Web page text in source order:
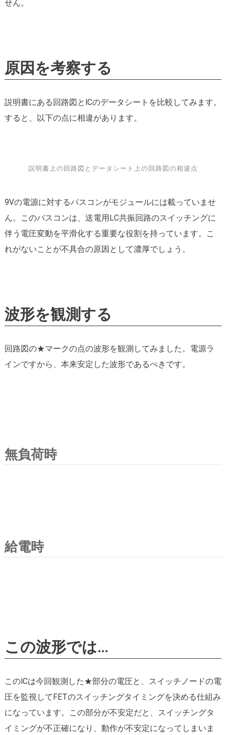
せん。
原因を考察する
説明書にある回路図とICのデータシートを比較してみます。
すると、以下の点に相違があります。
説明書上の回路図とデータシート上の回路図の相違点
9Vの電源に対するパスコンがモジュールには載っていませ
ん。このパスコンは、送電用LC共振回路のスイッチングに
伴う電圧変動を平滑化する重要な役割を持っています。こ
れがないことが不具合の原因として濃厚でしょう。
波形を観測する
回路図の★マークの点の波形を観測してみました。電源ラ
インですから、本来安定した波形であるべきです。
無負荷時
給電時
この波形では…
このICは今回観測した★部分の電圧と、スイッチノードの電
圧を監視してFETのスイッチングタイミングを決める仕組み
になっています。この部分が不安定だと、スイッチングタ
イミングが不正確になり、動作が不安定になってしまいま